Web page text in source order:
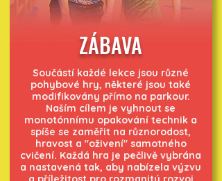
ZÁBAVA
Součástí každé lekce jsou různé
pohybové hry, některé jsou také
modifikovány přímo na parkour.
Naším cílem je vyhnout se
monotónnímu opakování technik a
spíše se zaměřit na různorodost,
hravost a "oživení" samotného
cvičení. Každá hra je pečlivě vybrána
a nastavená tak, aby nabízela výzvu